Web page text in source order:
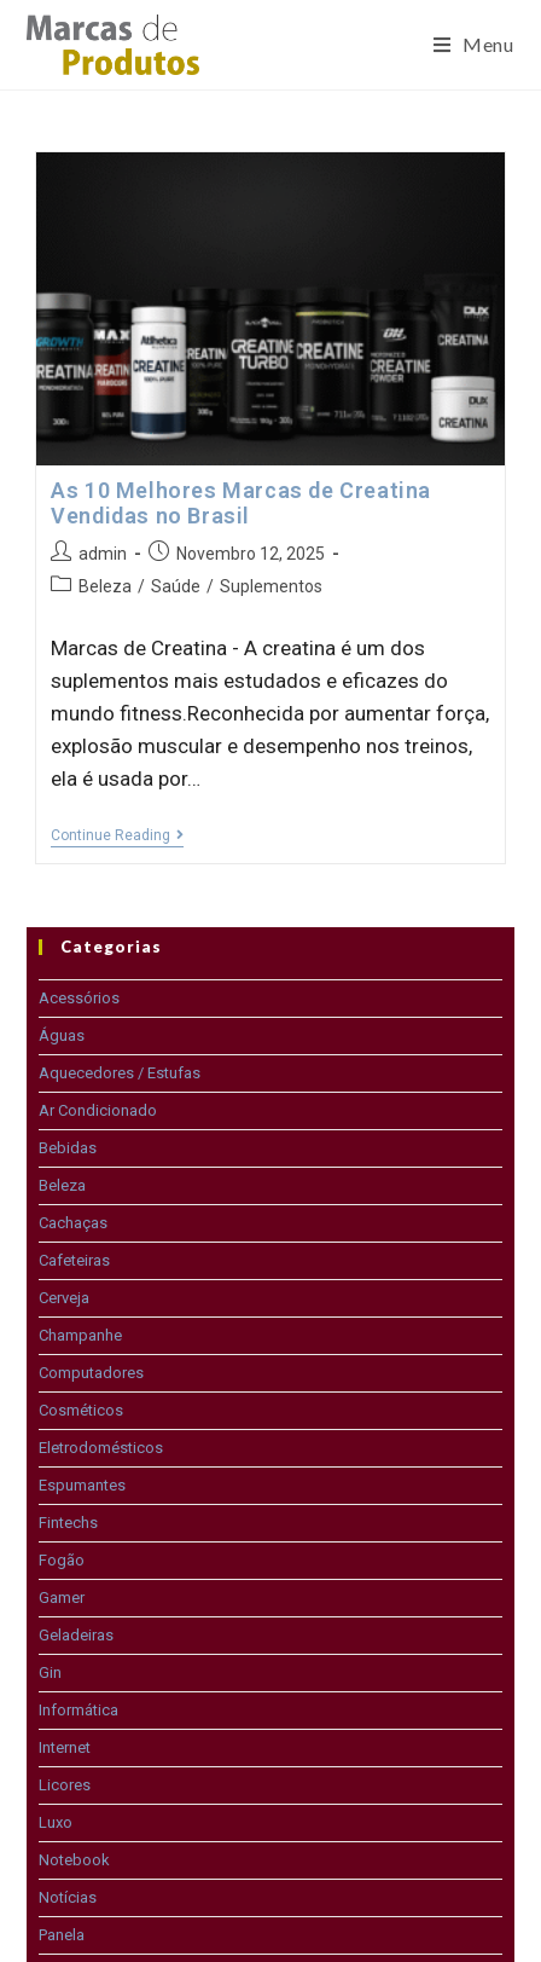
Menu
As 10 Melhores Marcas de Creatina
Vendidas no Brasil
admin
Novembro 12, 2025
Beleza / Saúde / Suplementos
Marcas de Creatina - A creatina é um dos
suplementos mais estudados e eficazes do
mundo fitness.Reconhecida por aumentar força,
explosão muscular e desempenho nos treinos,
ela é usada por…
Continue Reading
Categorias
Acessórios
Águas
Aquecedores / Estufas
Ar Condicionado
Bebidas
Beleza
Cachaças
Cafeteiras
Cerveja
Champanhe
Computadores
Cosméticos
Eletrodomésticos
Espumantes
Fintechs
Fogão
Gamer
Geladeiras
Gin
Informática
Internet
Licores
Luxo
Notebook
Notícias
Panela